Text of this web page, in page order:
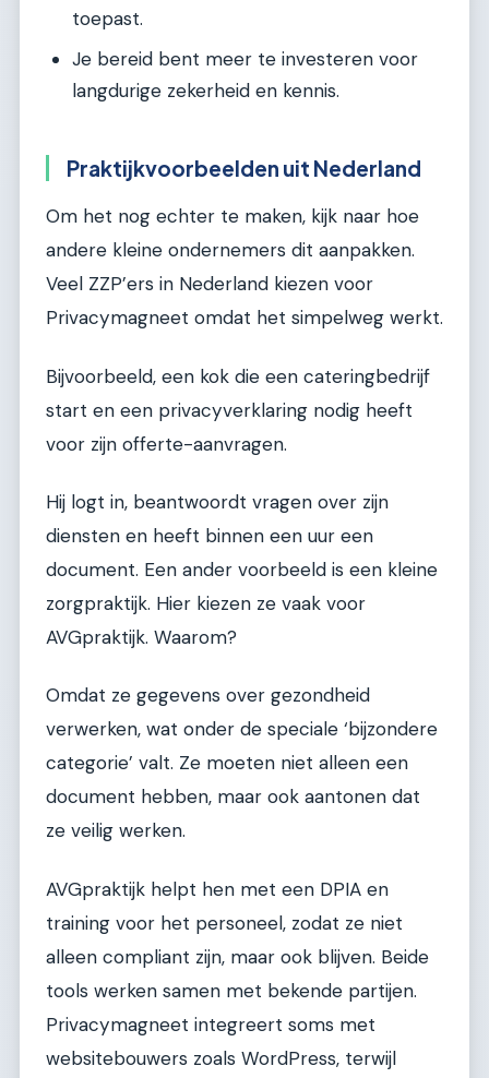
toepast.
Je bereid bent meer te investeren voor
langdurige zekerheid en kennis.
Praktijkvoorbeelden uit Nederland
Om het nog echter te maken, kijk naar hoe
andere kleine ondernemers dit aanpakken.
Veel ZZP’ers in Nederland kiezen voor
Privacymagneet omdat het simpelweg werkt.
Bijvoorbeeld, een kok die een cateringbedrijf
start en een privacyverklaring nodig heeft
voor zijn offerte-aanvragen.
Hij logt in, beantwoordt vragen over zijn
diensten en heeft binnen een uur een
document. Een ander voorbeeld is een kleine
zorgpraktijk. Hier kiezen ze vaak voor
AVGpraktijk. Waarom?
Omdat ze gegevens over gezondheid
verwerken, wat onder de speciale ‘bijzondere
categorie’ valt. Ze moeten niet alleen een
document hebben, maar ook aantonen dat
ze veilig werken.
AVGpraktijk helpt hen met een DPIA en
training voor het personeel, zodat ze niet
alleen compliant zijn, maar ook blijven. Beide
tools werken samen met bekende partijen.
Privacymagneet integreert soms met
websitebouwers zoals WordPress, terwijl